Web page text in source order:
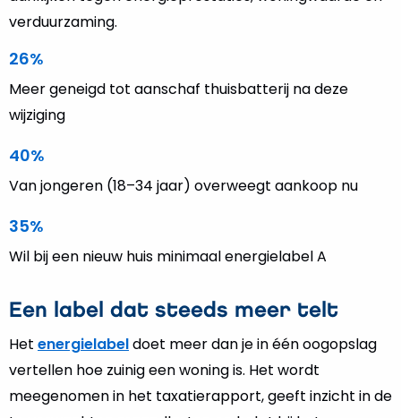
verduurzaming.
26%
Meer geneigd tot aanschaf thuisbatterij na deze
wijziging
40%
Van jongeren (18–34 jaar) overweegt aankoop nu
35%
Wil bij een nieuw huis minimaal energielabel A
Een label dat steeds meer telt
Het energielabeldoet meer dan je in één oogopslag
vertellen hoe zuinig een woning is. Het wordt
meegenomen in het taxatierapport, geeft inzicht in de